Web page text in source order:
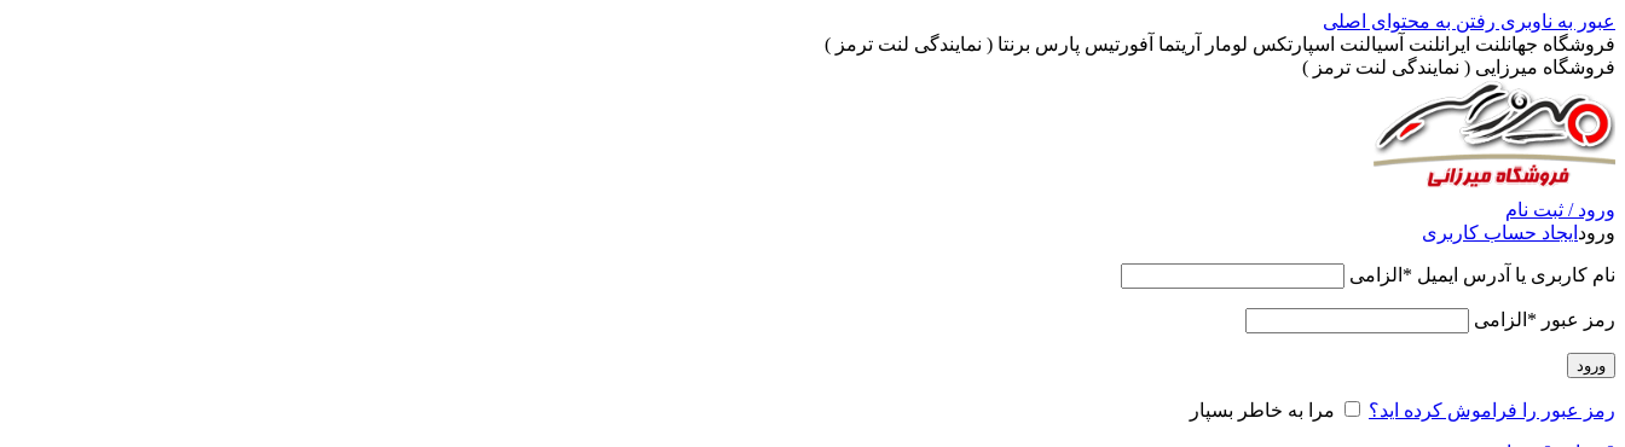
عبور به ناوبری رفتن به محتوای اصلی
فروشگاه جهانلنت ایرانلنت آسیالنت اسپارتکس لومار آریتما آفورتیس پارس برنتا ( نمایندگی لنت ترمز )
فروشگاه میرزایی ( نمایندگی لنت ترمز )
ورود / ثبت نام
ورود ایجاد حساب کاربری
نام کاربری یا آدرس ایمیل * الزامی
رمز عبور * الزامی
ورود
رمز عبور را فراموش کرده اید؟ مرا به خاطر بسپار